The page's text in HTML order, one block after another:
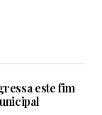
este fim